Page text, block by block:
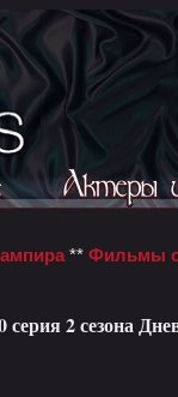
** Фильмы
серия 2 сезона